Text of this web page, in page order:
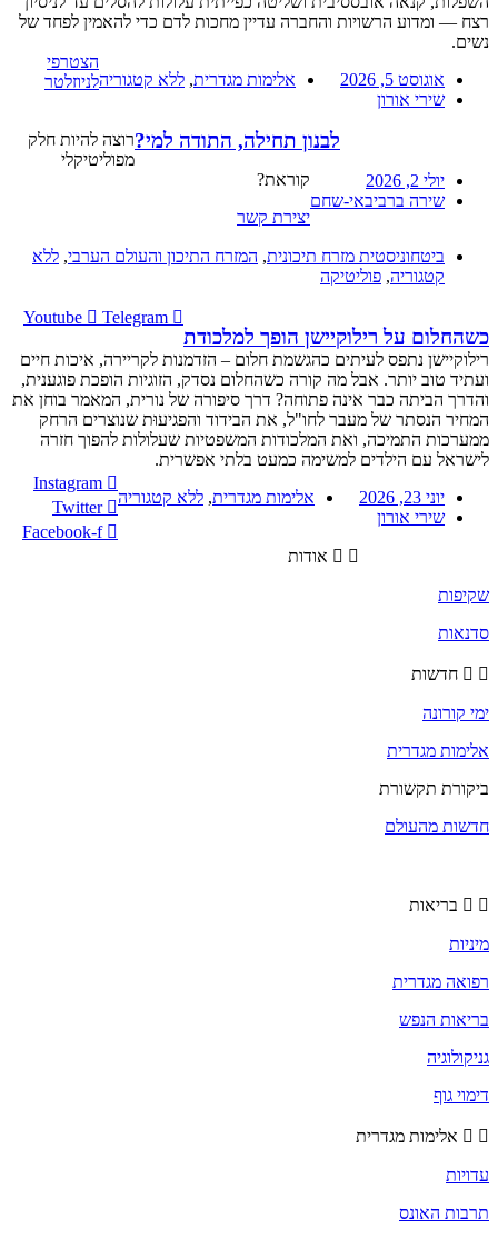
רצח — ומדוע הרשויות והחברה עדיין מחכות לדם כדי להאמין לפחד של
נשים.
אוגוסט 5, 2026
שירי אורון
אלימות מגדרית, ללא קטגוריה
לבנון תחילה, התודה למי?
יולי 2, 2026
שירה ברביבאי-שחם
ביטחוניסטית מזרח תיכונית, המזרח התיכון והעולם הערבי, ללא
קטגוריה, פוליטיקה
כשהחלום על רילוקיישן הופך למלכודת
רילוקיישן נתפס לעיתים כהגשמת חלום – הזדמנות לקריירה, איכות חיים
ועתיד טוב יותר. אבל מה קורה כשהחלום נסדק, הזוגיות הופכת פוגענית,
והדרך הביתה כבר אינה פתוחה? דרך סיפורה של נורית, המאמר בוחן את
המחיר הנסתר של מעבר לחו"ל, את הבידוד והפגיעוּת שנוצרים הרחק
ממערכות התמיכה, ואת המלכודות המשפטיות שעלולות להפוך חזרה
לישראל עם הילדים למשימה כמעט בלתי אפשרית.
יוני 23, 2026
שירי אורון
אלימות מגדרית, ללא קטגוריה
הצטרפי
לניוזלטר
רוצה להיות חלק
מפוליטיקלי
קוראת?
יצירת קשר
Youtube Telegram
Instagram
Twitter
Facebook-f
אודות
שקיפות
סדנאות
חדשות
ימי קורונה
אלימות מגדרית
ביקורת תקשורת
חדשות מהעולם
בריאות
מיניות
רפואה מגדרית
בריאות הנפש
גניקולוגיה
דימוי גוף
אלימות מגדרית
עדויות
תרבות האונס